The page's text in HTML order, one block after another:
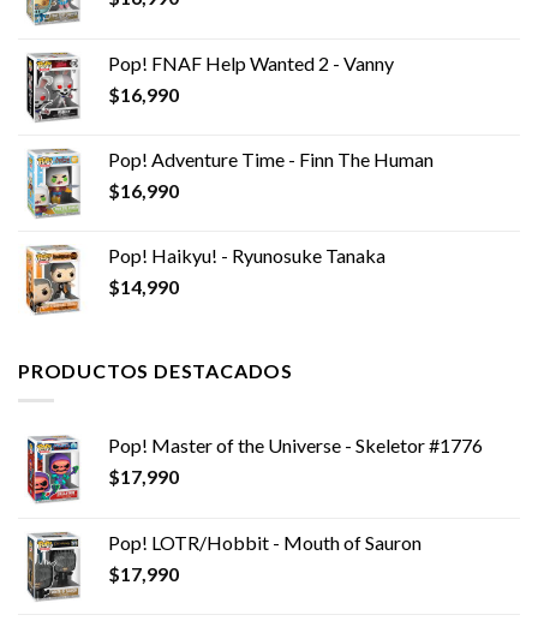
Pop! FNAF Help Wanted 2 - Vanny
$16,990
Pop! Adventure Time - Finn The Human
$16,990
Pop! Haikyu! - Ryunosuke Tanaka
$14,990
PRODUCTOS DESTACADOS
Pop! Master of the Universe - Skeletor #1776
$17,990
Pop! LOTR/Hobbit - Mouth of Sauron
$17,990